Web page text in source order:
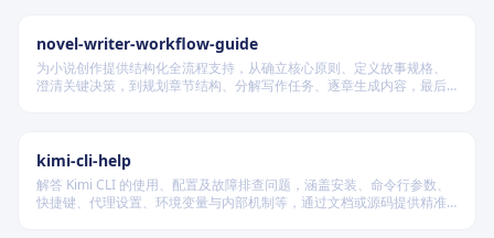
novel-writer-workflow-guide
为小说创作提供结构化全流程支持，从确立核心原则、定义故事规格、
澄清关键决策，到规划章节结构、分解写作任务、逐章生成内容，最后
kimi-cli-help
解答 Kimi CLI 的使用、配置及故障排查问题，涵盖安装、命令行参数、
快捷键、代理设置、环境变量与内部机制等，通过文档或源码提供精准